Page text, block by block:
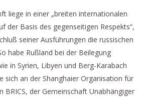
liege in einer „breiten internationalen
der Basis des gegenseitigen Respekts“,
seiner Ausführungen die russischen
habe Rußland bei der Beilegung
in Syrien, Libyen und Berg-Karabach
sich an der Shanghaier Organisation für
BRICS, der Gemeinschaft Unabhängiger